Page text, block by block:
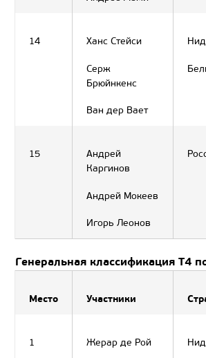
14 Ханс Стейси
Серж
Брюйнкенс
Ван дер Вает
15
Андрей
Каргинов
Андрей Мокеев
Игорь Леонов
Генеральная классификация Т4
Место Участники
1 Жерар де Рой